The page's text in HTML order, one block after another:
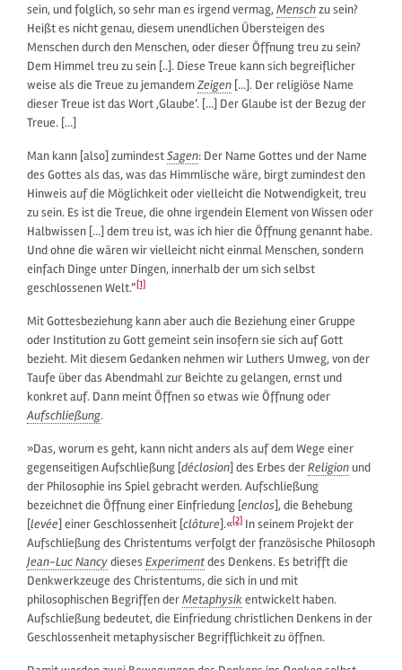
sein, und folglich, so sehr man es irgend vermag,Menschzu sein?
Heißt es nicht genau, diesem unendlichen Übersteigen des
Menschen durch den Menschen, oder dieser Öffnung treu zu sein?
Dem Himmel treu zu sein [..]. Diese Treue kann sich begreiflicher
weise als die Treue zu jemandemZeigen […]. Der religiöse Name
dieser Treue ist das Wort ‚Glaube‘. […] Der Glaube ist der Bezug der
Treue. […]
Man kann [also] zumindestSagen: Der Name Gottes und der Name
des Gottes als das, was das Himmlische wäre, birgt zumindest den
Hinweis auf die Möglichkeit oder vielleicht die Notwendigkeit, treu
zu sein. Es ist die Treue, die ohne irgendein Element von Wissen oder
Halbwissen […] dem treu ist, was ich hier die Öffnung genannt habe.
Und ohne die wären wir vielleicht nicht einmal Menschen, sondern
einfach Dinge unter Dingen, innerhalb der um sich selbst
geschlossenen Welt.“[1]
Mit Gottesbeziehung kann aber auch die Beziehung einer Gruppe
oder Institution zu Gott gemeint sein insofern sie sich auf Gott
bezieht. Mit diesem Gedanken nehmen wir Luthers Umweg, von der
Taufe über das Abendmahl zur Beichte zu gelangen, ernst und
konkret auf. Dann meint Öffnen so etwas wie Öffnung oder
Aufschließung.
»Das, worum es geht, kann nicht anders als auf dem Wege einer
gegenseitigen Aufschließung [déclosion] des Erbes derReligion und
der Philosophie ins Spiel gebracht werden. Aufschließung
bezeichnet die Öffnung einer Einfriedung [enclos], die Behebung
[levée] einer Geschlossenheit [clôture].«[2] In seinem Projekt der
Aufschließung des Christentums verfolgt der französische Philosoph
Jean-Luc Nancydieses Experimentdes Denkens. Es betrifft die
Denkwerkzeuge des Christentums, die sich in und mit
philosophischen Begriffen derMetaphysikentwickelt haben.
Aufschließung bedeutet, die Einfriedung christlichen Denkens in der
Geschlossenheit metaphysischer Begrifflichkeit zu öffnen.